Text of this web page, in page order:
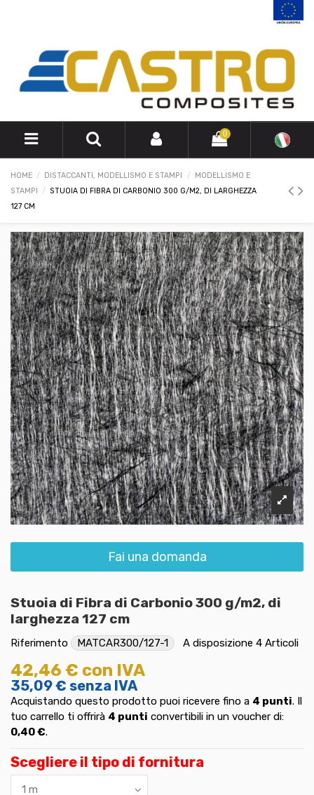
0
HOME DISTACCANTI, MODELLISMO E STAMPI
MODELLISMO E
STAMPI
STUOIA DI FIBRA DI CARBONIO 300 G/M2, DI LARGHEZZA
127 CM
Fai una domanda
Stuoia di Fibra di Carbonio 300 g/m2, di
larghezza 127 cm
Riferimento MATCAR300/127-1 A disposizione 4 Articoli
42,46 € con IVA
35,09 € senza IVA
Acquistando questo prodotto puoi ricevere fino a 4 punti. Il
tuo carrello ti offrirà 4 punti convertibili in un voucher di:
0,40 €.
Scegliere il tipo di fornitura